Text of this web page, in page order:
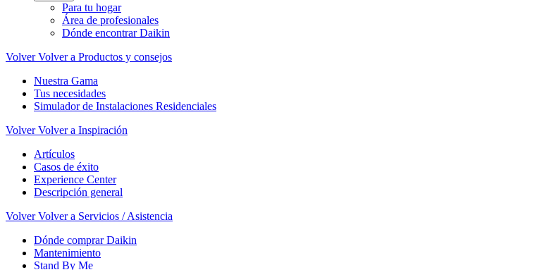
Para tu hogar
Área de profesionales
Dónde encontrar Daikin
Volver Volver a Productos y consejos
Nuestra Gama
Tus necesidades
Simulador de Instalaciones Residenciales
Volver Volver a Inspiración
Artículos
Casos de éxito
Experience Center
Descripción general
Volver Volver a Servicios / Asistencia
Dónde comprar Daikin
Mantenimiento
Stand By Me